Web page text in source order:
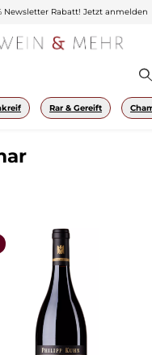
Newsletter Rabatt! Jetzt anmelden
Rar & Gereift